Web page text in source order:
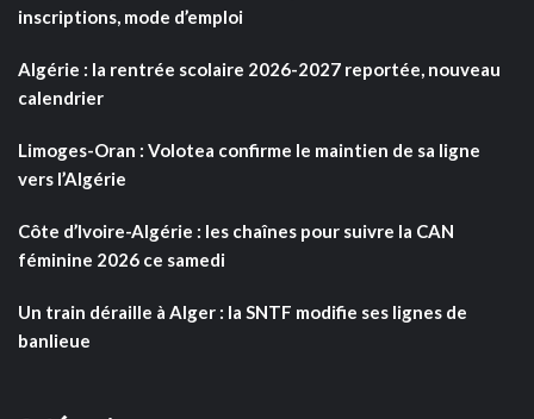
inscriptions, mode d’emploi
Algérie : la rentrée scolaire 2026-2027 reportée, nouveau
calendrier
Limoges-Oran : Volotea confirme le maintien de sa ligne
vers l’Algérie
Côte d’Ivoire-Algérie : les chaînes pour suivre la CAN
féminine 2026 ce samedi
Un train déraille à Alger : la SNTF modifie ses lignes de
banlieue